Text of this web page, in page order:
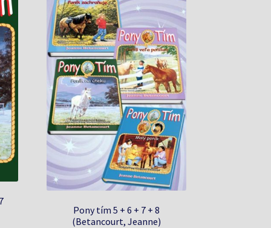
Pony tím 5 + 6 + 7 + 8
(Betancourt, Jeanne)